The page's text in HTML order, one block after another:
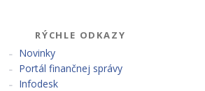
RÝCHLE ODKAZY
Novinky
Portál finančnej správy
Infodesk